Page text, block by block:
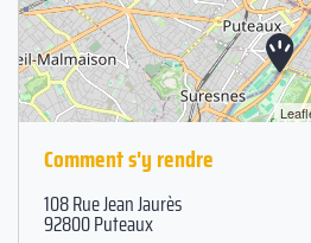
Comment s'y rendre
108 Rue Jean Jaurès
92800 Puteaux